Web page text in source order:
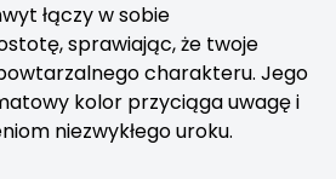
łączy w sobie
sprawiając, że twoje
charakteru. Jego
kolor przyciąga uwagę i
niezwykłego uroku.